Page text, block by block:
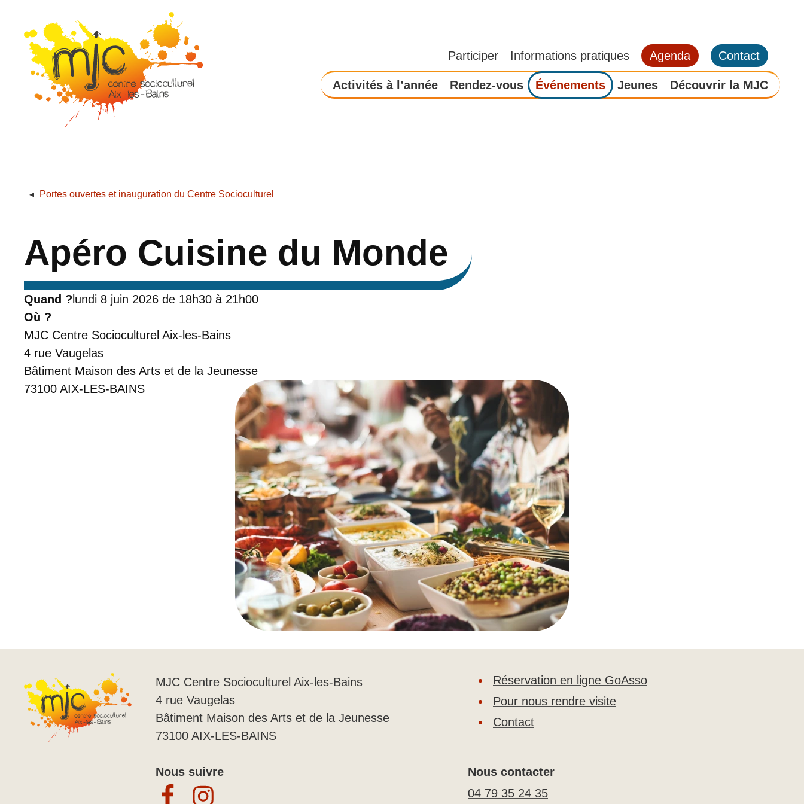
Activités à l’année Rendez-vous Événements Jeunes Découvrir la MJC
Participer Informations pratiques Agenda Contact
Portes ouvertes et inauguration du Centre Socioculturel
Apéro Cuisine du Monde
Quand ?lundi 8 juin 2026 de 18h30 à 21h00
Où ?
MJC Centre Socioculturel Aix-les-Bains
4 rue Vaugelas
Bâtiment Maison des Arts et de la Jeunesse
73100 AIX-LES-BAINS
MJC Centre Socioculturel Aix-les-Bains
4 rue Vaugelas
Bâtiment Maison des Arts et de la Jeunesse
73100 AIX-LES-BAINS
Réservation en ligne GoAsso
Pour nous rendre visite
Contact
Nous suivre
Nous contacter
04 79 35 24 35